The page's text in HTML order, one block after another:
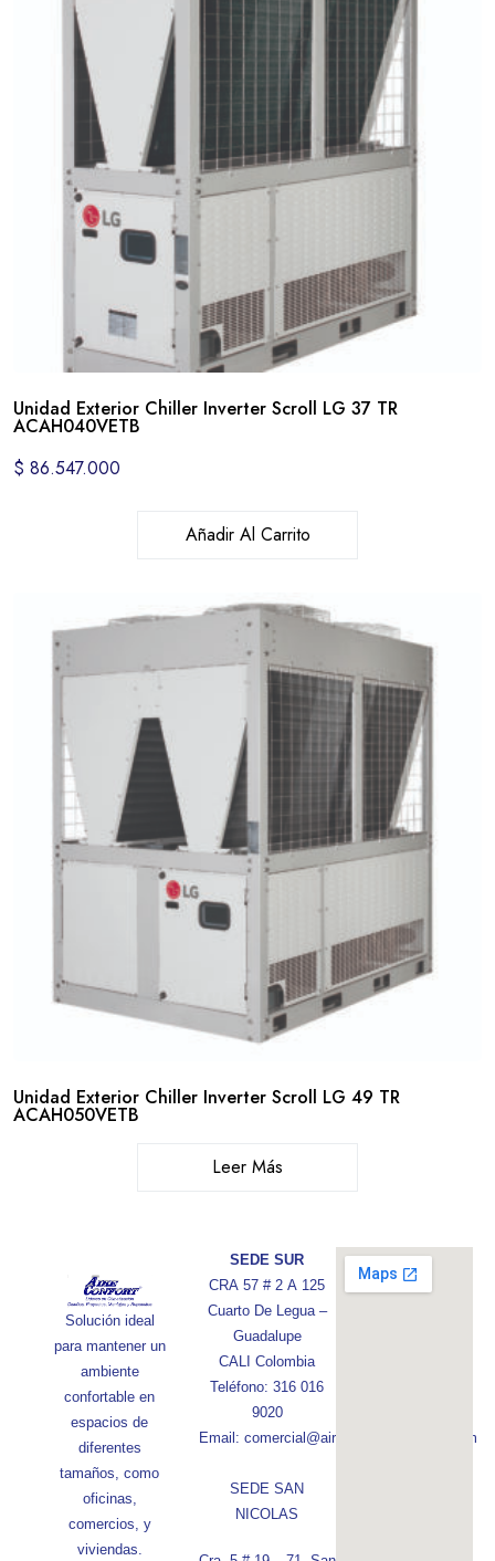
Unidad Exterior Chiller Inverter Scroll LG 37 TR
ACAH040VETB
$ 86.547.000
Añadir Al Carrito
Unidad Exterior Chiller Inverter Scroll LG 49 TR
ACAH050VETB
Leer Más
Solución ideal
para mantener un
ambiente
confortable en
espacios de
diferentes
tamaños, como
oficinas,
comercios, y
viviendas.
SEDE SUR
CRA 57 # 2 A 125
Cuarto De Legua –
Guadalupe
CALI Colombia
Teléfono: 316 016
9020
Email: comercial@aireconfortcolombia.com
SEDE SAN
NICOLAS